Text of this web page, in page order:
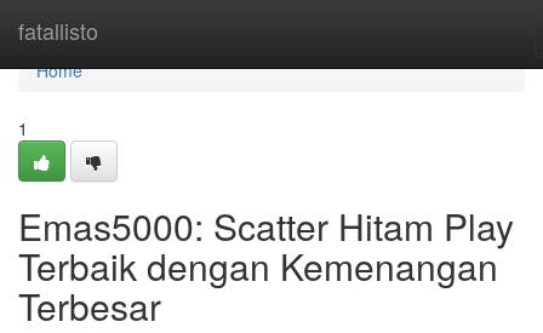
fatallisto
Home
Home
1
Emas5000: Scatter Hitam Play
Terbaik dengan Kemenangan
Terbesar